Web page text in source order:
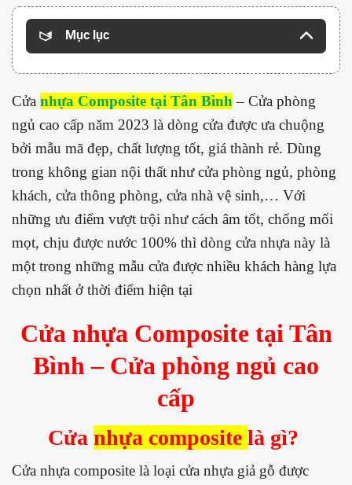
Mục lục
Cửa nhựa Composite tại Tân Bình – Cửa phòng
ngủ cao cấp năm 2023 là dòng cửa được ưa chuộng
bởi mẫu mã đẹp, chất lượng tốt, giá thành rẻ. Dùng
trong không gian nội thất như cửa phòng ngủ, phòng
khách, cửa thông phòng, cửa nhà vệ sinh,… Với
những ưu điểm vượt trội như cách âm tốt, chống mối
mọt, chịu được nước 100% thì dòng cửa nhựa này là
một trong những mẫu cửa được nhiều khách hàng lựa
chọn nhất ở thời điểm hiện tại
Cửa nhựa Composite tại Tân
Bình – Cửa phòng ngủ cao
cấp
Cửa nhựa composite là gì?
Cửa nhựa composite là loại cửa nhựa giả gỗ được